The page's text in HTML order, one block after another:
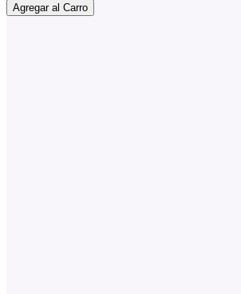
Agregar al Carro